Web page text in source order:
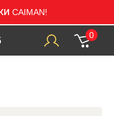
CAIMAN!
0